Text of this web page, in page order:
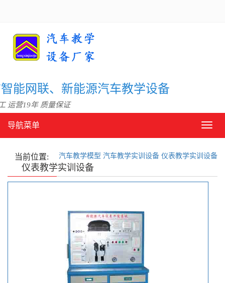
能网联、新能源汽车教学设备
运营19年 质量保证
导
单
导航菜单
当前位置: 汽车教学模型 汽车教学实训设备 仪表教学实训设备
仪表教学实训设备